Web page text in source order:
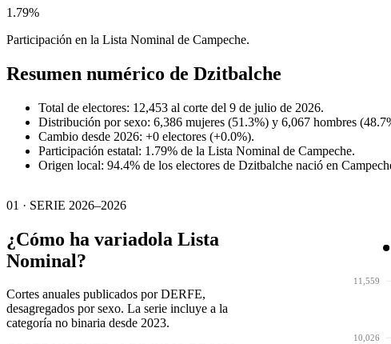
1.79%
Participación en la Lista Nominal de Campeche.
Resumen numérico de Dzitbalche
Total de electores: 12,453 al corte del 9 de julio de 2026.
Distribución por sexo: 6,386 mujeres (51.3%) y 6,067 hombres
Cambio desde 2026: +0 electores (+0.0%).
Participación estatal: 1.79% de la Lista Nominal de Campeche.
Origen local: 94.4% de los electores de Dzitbalche nació en
01 · SERIE 2026–2026
¿Cómo ha variadola Lista
Nominal?
Cortes anuales publicados por DERFE,
desagregados por sexo. La serie incluye a la
categoría no binaria desde 2023.
10,026
11,559